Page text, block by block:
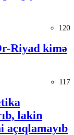
120
Riyad kimə
117
lakin
açıqlamayıb